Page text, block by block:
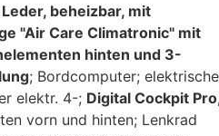
beheizbar, mit
"Air Care Climatronic" mit
hinten und 3-
; Bordcomputer; elektrische
elektr. 4 ; Digital Cockpit
vorn und hinten; Lenkrad